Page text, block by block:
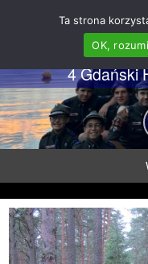
62 GDH
4 Gdański
Ta strona
OK,